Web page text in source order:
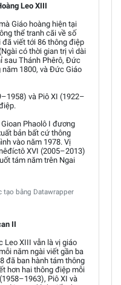
Leo XIII
Giáo hoàng hiện tại
thể tranh cãi về số
viết tới 86 thông điệp
có thời gian trị vì dài
sau Thánh Phêrô, Đức
năm 1800, và Đức Giáo
và Piô XI (1922–
Phaolô I đương
bản bất cứ thông
vào năm 1978. Vị
XVI (2005–2013)
tám năm trên Ngai
tạo bằng Datawrapper
II
Leo XIII vẫn là vị giáo
năm ngài viết gần ba
đã ban hành tám thông
hơn hai thông điệp mỗi
Piô XI và